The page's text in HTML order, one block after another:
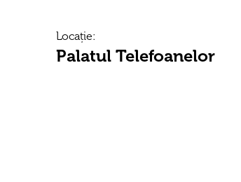
Locație:
Palatul Telefoanelor